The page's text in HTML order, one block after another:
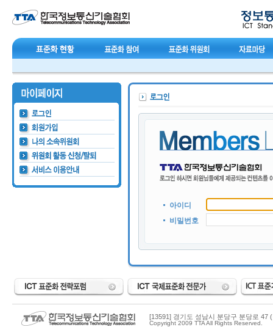
아이디
비밀번호
[13591] 경기도 성남시 분당구 분당로 47
Copyright 2009 TTA All Rights Reserved.